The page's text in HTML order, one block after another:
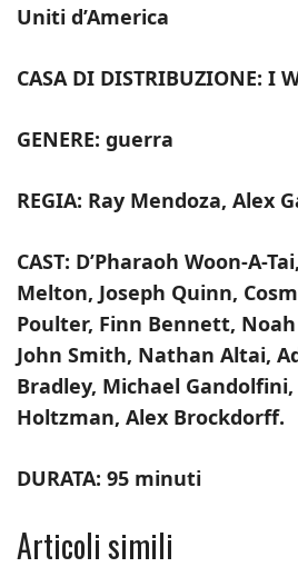
Uniti d’America
CASA DI DISTRIBUZIONE: I
GENERE: guerra
REGIA: Ray Mendoza, Alex
CAST: D’Pharaoh Woon-A-
Melton, Joseph Quinn,
Poulter, Finn Bennett,
John Smith, Nathan Altai,
Bradley, Michael
Holtzman, Alex Brockdorff.
DURATA: 95 minuti
Articoli simili